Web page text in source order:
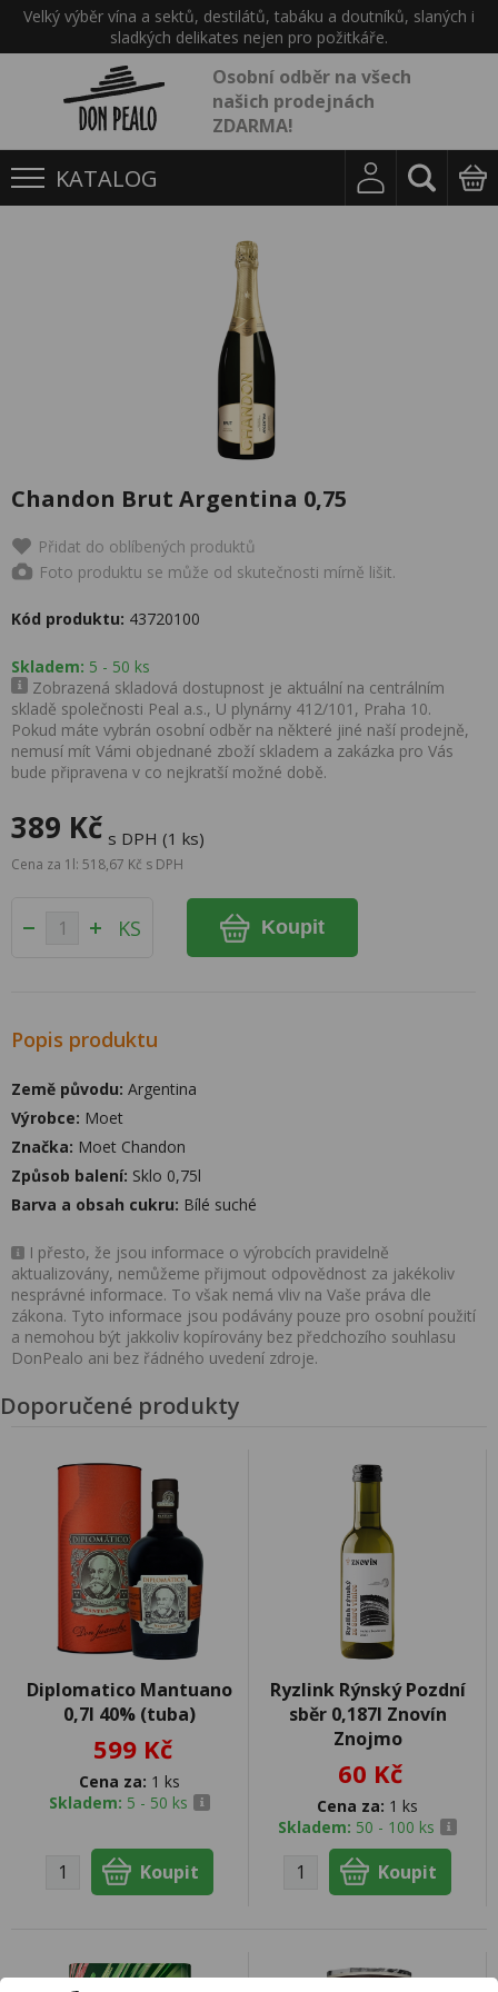
Velký výběr vína a sektů, destilátů, tabáku a doutníků, slaných i
sladkých delikates nejen pro požitkáře.
Osobní odběr na všech
našich prodejnách
ZDARMA!
KATALOG
Chandon Brut Argentina 0,75
Přidat do oblíbených produktů
Foto produktu se může od skutečnosti mírně lišit.
Kód produktu: 43720100
Skladem: 5 - 50 ks
Zobrazená skladová dostupnost je aktuální na centrálním
skladě společnosti Peal a.s., U plynárny 412/101, Praha 10.
Pokud máte vybrán osobní odběr na některé jiné naší prodejně,
nemusí mít Vámi objednané zboží skladem a zakázka pro Vás
bude připravena v co nejkratší možné době.
389 Kč s DPH (1 ks)
Cena za 1l: 518,67 Kč s DPH
KS Koupit
Popis produktu
Země původu: Argentina
Výrobce: Moet
Značka: Moet Chandon
Způsob balení: Sklo 0,75l
Barva a obsah cukru: Bílé suché
I přesto, že jsou informace o výrobcích pravidelně
aktualizovány, nemůžeme přijmout odpovědnost za jakékoliv
nesprávné informace. To však nemá vliv na Vaše práva dle
zákona. Tyto informace jsou podávány pouze pro osobní použití
a nemohou být jakkoliv kopírovány bez předchozího souhlasu
DonPealo ani bez řádného uvedení zdroje.
Doporučené produkty
Diplomatico Mantuano
0,7l 40% (tuba)
599 Kč
Cena za: 1 ks
Skladem: 5 - 50 ks
Ryzlink Rýnský Pozdní
sběr 0,187l Znovín
Znojmo
60 Kč
Cena za: 1 ks
Skladem: 50 - 100 ks